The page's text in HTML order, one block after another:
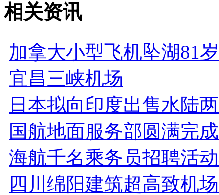
相关资讯
加拿大小型飞机坠湖81
宜昌三峡机场
日本拟向印度出售水陆
国航地面服务部圆满完
海航千名乘务员招聘活
四川绵阳建筑超高致机